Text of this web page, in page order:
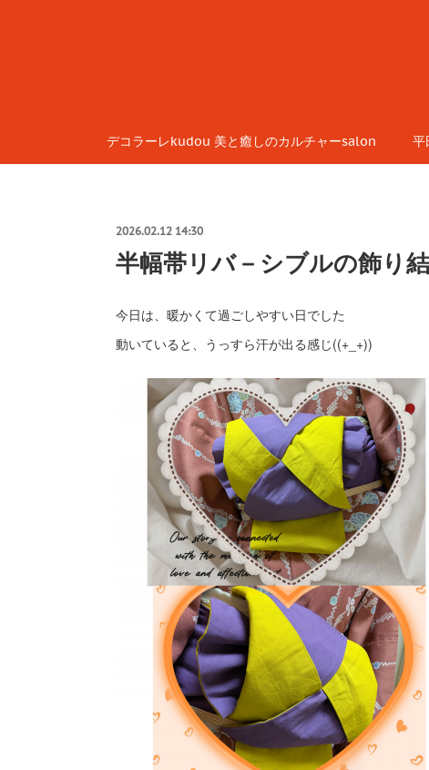
デコラーレkudou 美と癒しのカルチャーsalon 平
2026.02.12 14:30
半幅帯リバ－シブルの飾り
今日は、暖かくて過ごしやすい日でした
動いていると、うっすら汗が出る感じ((+_+))